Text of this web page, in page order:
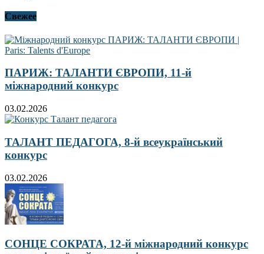
Свежее
ПАРИЖ: ТАЛАНТИ ЄВРОПИ, 11-й
міжнародний конкурс
03.02.2026
ТАЛАНТ ПЕДАГОГА, 8-й всеукраїнський
конкурс
03.02.2026
СОНЦЕ СОКРАТА, 12-й міжнародний конкурс